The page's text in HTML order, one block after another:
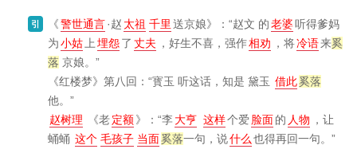
引 《警世通言·赵 太祖 千里 送京娘》 ：“赵文 的老婆听得爹妈
为小姑 上 埋怨了 丈夫 ，好生不喜，强作相劝 ，将冷语来奚
落 京娘。”
《红楼梦》 第八回：“寳玉 听这话，知是 黛玉 借此奚落
他。”
赵树理
《老定额》 ：“李 大亨 这样个爱脸面的 人物 ，让
蛹蛹 这个 毛孩子 当面奚落一句，说什么 也得再回一句。”